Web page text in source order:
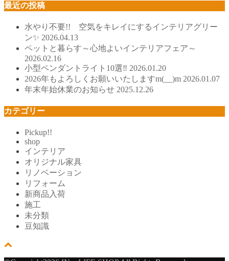
最近の投稿
水やり不要!! 空気をキレイにするインテリアグリー
ン✨ 2026.04.13
ペットと暮らす～心地よいインテリアフェア～
2026.02.16
小型ペンダントライト10選‼ 2026.01.20
2026年もよろしくお願いいたしますm(__)m 2026.01.07
年末年始休業のお知らせ 2025.12.26
カテゴリー
Pickup!!
shop
インテリア
オリジナル家具
リノベーション
リフォーム
新商品入荷
施工
未分類
豆知識